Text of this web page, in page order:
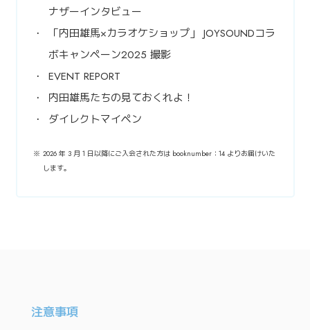
ナザーインタビュー
「内田雄馬×カラオケショップ」 JOYSOUNDコラ
ボキャンペーン2025 撮影
EVENT REPORT
内田雄馬たちの見ておくれよ！
ダイレクトマイペン
2026 年 3 月 1 日以降にご入会された方は booknumber：14 よりお届けいた
します。
注意事項